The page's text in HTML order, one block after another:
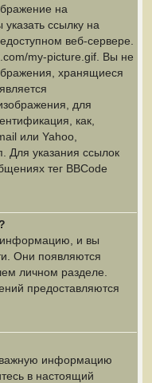
на
ссылку на
веб-сервере.
my-picture.gif. Вы не
хранящиеся
для
как,
или Yahoo,
Для указания ссылок
тег BBCode
информацию, и вы
Они появляются
личном разделе.
предоставляются
информацию
в настоящий